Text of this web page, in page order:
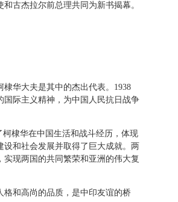
古杰拉尔前总理共同为新书揭幕。
华大夫是其中的杰出代表。1938
际主义精神，为中国人民抗日战争
棣华在中国生活和战斗经历，体现
和社会发展并取得了巨大成就。两
现两国的共同繁荣和亚洲的伟大复
和高尚的品质，是中印友谊的桥